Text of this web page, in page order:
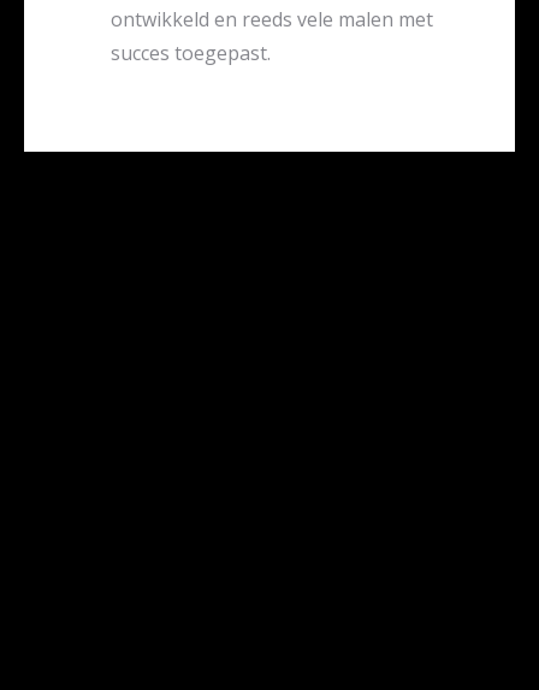
ontwikkeld en reeds vele malen met
succes toegepast.